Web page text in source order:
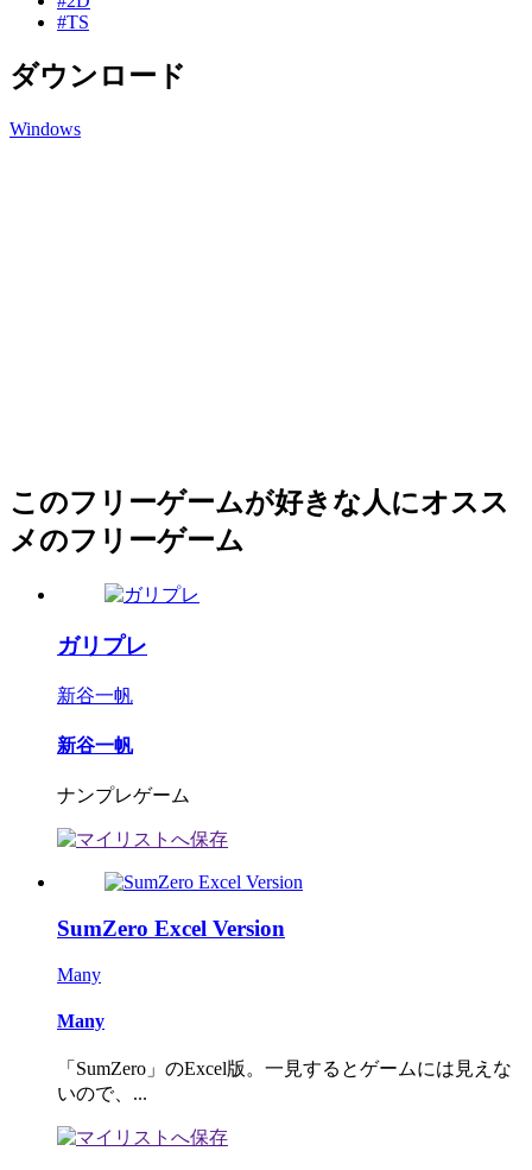
#TS
ダウンロード
Windows
このフリーゲームが好きな人にオスス
メのフリーゲーム
ガリプレ
新谷一帆
新谷一帆
ナンプレゲーム
SumZero Excel Version
Many
Many
「SumZero」のExcel版。一見するとゲームには見えな
いので、...